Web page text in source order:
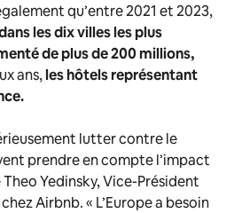
qu’entre 2021 et 2023,
les dix villes les plus
de plus de 200 millions,
ans,les hôtels représentant
lutter contre le
prendre en compte l’impact
Theo Yedinsky, Vice-Président
Airbnb.« L’Europe a besoin